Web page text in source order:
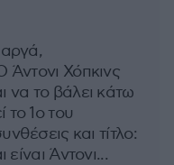
αργά,
Άντονι Χόπκινς
να το βάλει κάτω
το 1ο του
και τίτλο:
Άντονι...